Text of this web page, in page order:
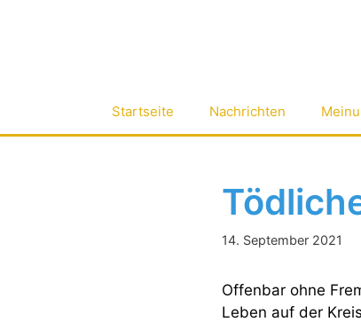
Startseite Nachrichten
14. September 2021
Offenbar ohne
Leben auf der